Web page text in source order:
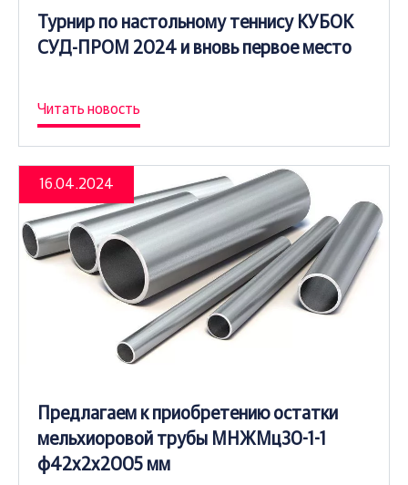
Турнир по настольному теннису КУБОК
СУД-ПРОМ 2024 и вновь первое место
Читать новость
16.04.2024
Предлагаем к приобретению остатки
мельхиоровой трубы МНЖМц30-1-1
ф42х2х2005 мм